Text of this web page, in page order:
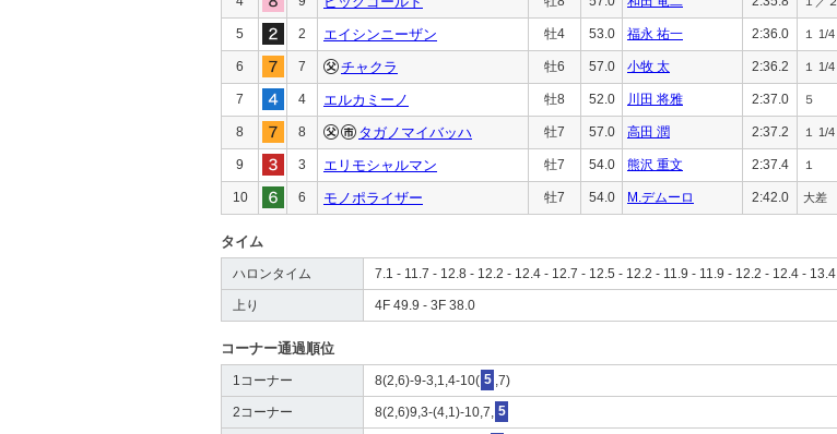
5 2 エイシンニーザン 牡4 53.0 福永 祐一 2:36.0 １ 1/4
6 7 チャクラ 牡6 57.0 小牧 太 2:36.2 １ 1/4
7 4 エルカミーノ 牡8 52.0 川田 将雅 2:37.0 ５
8 8 タガノマイバッハ 牡7 57.0 高田 潤 2:37.2 １ 1/4
9 3 エリモシャルマン 牡7 54.0 熊沢 重文 2:37.4 １
10 6 モノポライザー 牡7 54.0 M.デムーロ 2:42.0 大差
タイム
ハロンタイム 7.1 - 11.7 - 12.8 - 12.2 - 12.4 - 12.7 - 12.5 - 12.2 - 11.9 - 11.9 - 12.2 - 12.4 - 13.4
上り 4F 49.9 - 3F 38.0
コーナー通過順位
1コーナー 8(2,6)-9-3,1,4-10( 5 ,7)
2コーナー 8(2,6)9,3-(4,1)-10,7, 5